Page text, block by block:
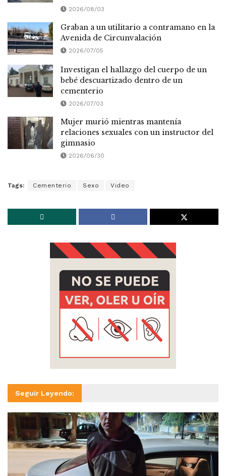
2026/08/03
Graban a un utilitario a contramano en la
Avenida de Circunvalación
2026/07/05
Investigan el hallazgo del cuerpo de un
bebé descuartizado dentro de un
cementerio
2026/07/03
Mujer murió mientras mantenía
relaciones sexuales con un instructor del
gimnasio
2026/06/30
Tags: Cementerio Sexo Video
Seguir Leyendo: